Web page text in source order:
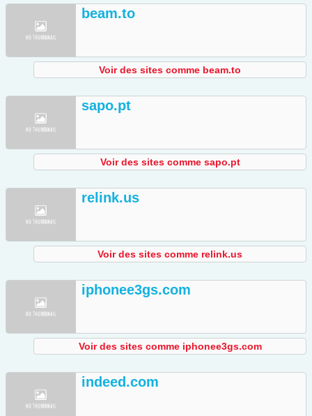
beam.to
Voir des sites comme beam.to
sapo.pt
Voir des sites comme sapo.pt
relink.us
Voir des sites comme relink.us
iphonee3gs.com
Voir des sites comme iphonee3gs.com
indeed.com